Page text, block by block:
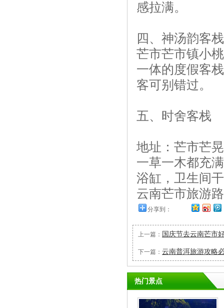
感拉满。
四、神汤韵客
芒市芒市镇小
一体的度假客
客可别错过。
五、时舍客栈
地址：芒市芒
一草一木都充
浴缸，卫生间
云南芒市旅游
分享到：
上一篇： 国庆节去云南芒市
下一篇： 云南普洱旅游攻略
热门景点